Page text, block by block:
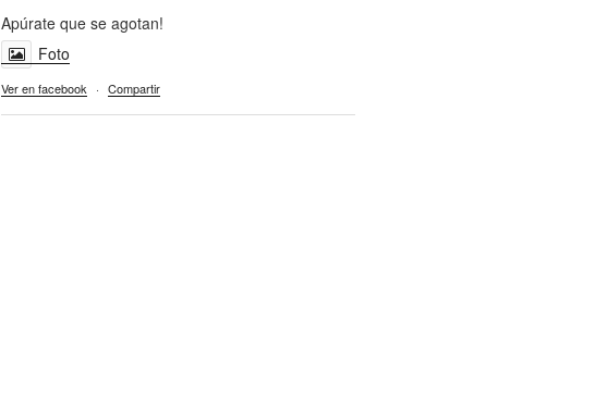
Apúrate que se agotan!
Foto
Ver en facebook · Compartir